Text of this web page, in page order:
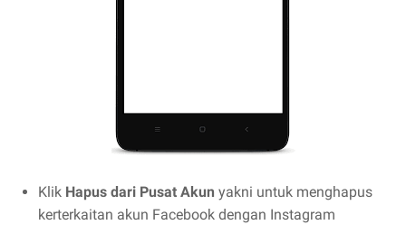
Klik Hapus dari Pusat Akun yakni untuk menghapus
kerterkaitan akun Facebook dengan Instagram